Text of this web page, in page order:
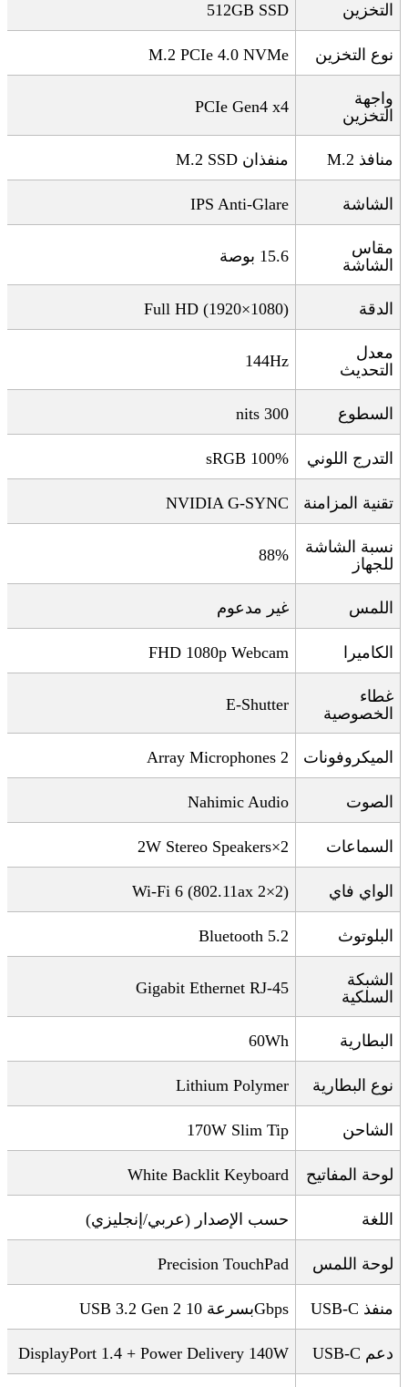
التخزين 512GB SSD
نوع التخزين M.2 PCIe 4.0 NVMe
واجهة
التخزين
PCIe Gen4 x4
منافذ منفذان M.2 SSD
الشاشة IPS Anti-Glare
مقاس
الشاشة
15.6 بوصة
الدقة Full HD (1920×1080)
معدل
التحديث
144Hz
السطوع 300 nits
التدرج اللوني 100% sRGB
تقنية المزامنة NVIDIA G-SYNC
نسبة الشاشة
للجهاز
88%
اللمس غير مدعوم
الكاميرا FHD 1080p Webcam
غطاء
الخصوصية
E-Shutter
الميكروفونات 2 Array Microphones
الصوت Nahimic Audio
السماعات 2×2W Stereo Speakers
الواي فاي Wi-Fi 6 (802.11ax 2×2)
البلوتوث Bluetooth 5.2
الشبكة
السلكية
Gigabit Ethernet RJ-45
البطارية 60Wh
نوع البطارية Lithium Polymer
الشاحن 170W Slim Tip
لوحة المفاتيح White Backlit Keyboard
اللغة حسب الإصدار (عربي/إنجليزي)
لوحة اللمس Precision TouchPad
منفذ USB 3.2 Gen 2 بسرعة 10Gbps
دعم DisplayPort 1.4 + Power Delivery 140W